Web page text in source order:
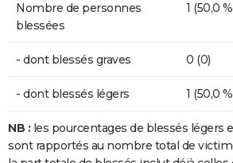
Nombre de personnes
blessées
1 (50,0
- dont blessés graves 0 (0)
- dont blessés légers 1 (50,0
NB : les pourcentages de blessés légers
sont rapportés au nombre total de